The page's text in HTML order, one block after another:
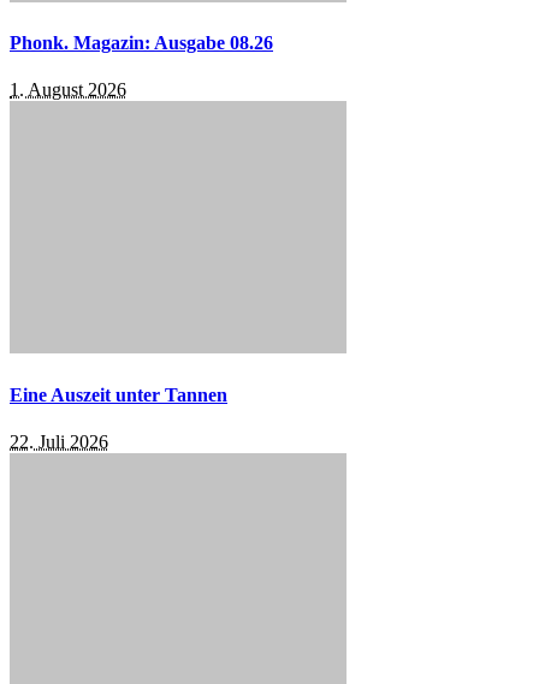
Phonk. Magazin: Ausgabe 08.26
1. August 2026
Eine Auszeit unter Tannen
22. Juli 2026